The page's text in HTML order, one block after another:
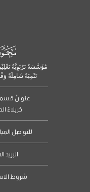
مُؤَسَّسَةٌ تَرْبَوِيَّةٌ
تَنْمِيَةً شَامِلَةً
عنوانُ قسمِ
كربلاءُ
للتواصل
البريد
شروط